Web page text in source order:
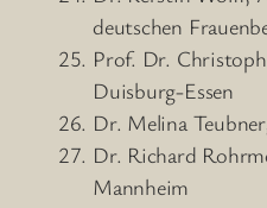
deutschen
Prof. Dr.
Duisburg-Essen
Dr. Melina
Dr. Richard
Mannheim